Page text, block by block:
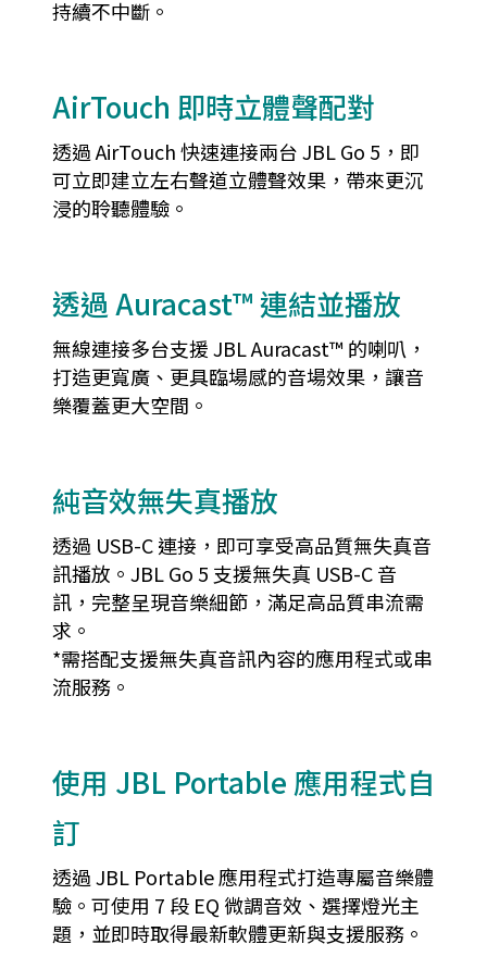
持續不中斷。
AirTouch 即時立體聲配對
透過 AirTouch 快速連接兩台 JBL Go 5，即
可立即建立左右聲道立體聲效果，帶來更沉
浸的聆聽體驗。
透過 Auracast™ 連結並播放
無線連接多台支援 JBL Auracast™ 的喇叭，
打造更寬廣、更具臨場感的音場效果，讓音
樂覆蓋更大空間。
純音效無失真播放
透過 USB-C 連接，即可享受高品質無失真音
訊播放。JBL Go 5 支援無失真 USB-C 音
訊，完整呈現音樂細節，滿足高品質串流需
求。
*需搭配支援無失真音訊內容的應用程式或串
流服務。
使用 JBL Portable 應用程式自
訂
透過 JBL Portable 應用程式打造專屬音樂體
驗。可使用 7 段 EQ 微調音效、選擇燈光主
題，並即時取得最新軟體更新與支援服務。